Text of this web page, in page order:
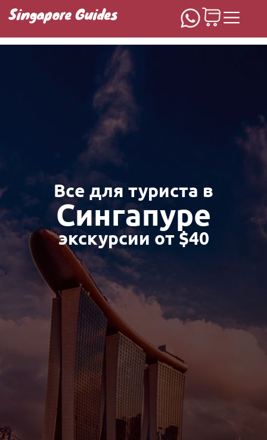
Singapore Guides
Домашняя
Все для туриста в
Сингапуре
экскурсии от $40